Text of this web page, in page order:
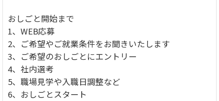
おしごと開始まで
1、WEB応募
2、ご希望やご就業条件をお聞きいたします
3、ご希望のおしごとにエントリー
4、社内選考
5、職場見学や入職日調整など
6、おしごとスタート